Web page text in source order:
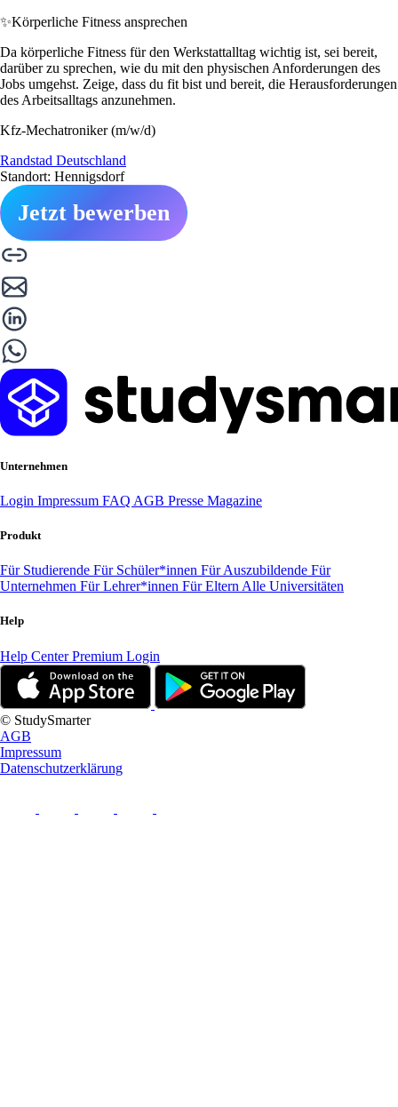
✨Körperliche Fitness ansprechen
Da körperliche Fitness für den Werkstattalltag wichtig ist, sei bereit,
darüber zu sprechen, wie du mit den physischen Anforderungen des
Jobs umgehst. Zeige, dass du fit bist und bereit, die Herausforderungen
des Arbeitsalltags anzunehmen.
Kfz-Mechatroniker (m/w/d)
Randstad Deutschland
Standort: Hennigsdorf
Jetzt bewerben
Unternehmen
Login Impressum FAQ AGB Presse Magazine
Produkt
Für Studierende Für Schüler*innen Für Auszubildende Für
Unternehmen Für Lehrer*innen Für Eltern Alle Universitäten
Help
Help CenterPremium Login
© StudySmarter
AGB
Impressum
Datenschutzerklärung